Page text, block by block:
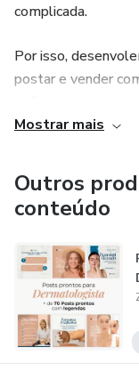
complicada.
Por isso,
postar e vender
nas redes sociais.
⚡ Praticidade no
📲 Conteúdo
Mostrar mais
Outros
conteúdo